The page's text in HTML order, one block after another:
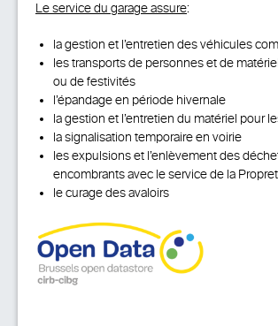
Le service du garage assure:
la gestion et l’entretien des véhicules
les transports de personnes et de
ou de festivités
l’épandage en période hivernale
la gestion et l’entretien du matériel pour
la signalisation temporaire en voirie
les expulsions et l’enlèvement des
encombrants avec le service de la
le curage des avaloirs